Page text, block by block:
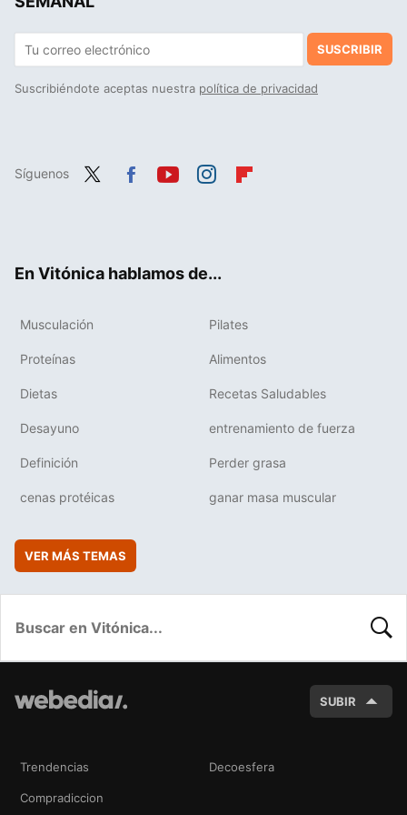
SUSCRIBIR
Suscribiéndote aceptas nuestra política de privacidad
Síguenos
En Vitónica hablamos de...
Musculación Pilates
Proteínas Alimentos
Dietas Recetas Saludables
Desayuno entrenamiento de fuerza
Definición Perder grasa
cenas protéicas ganar masa muscular
VER MÁS TEMAS
SUBIR
Trendencias Decoesfera
Compradiccion